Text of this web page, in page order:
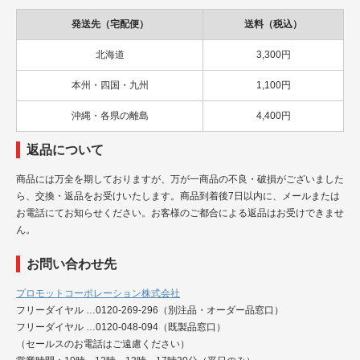
発送先（宅配便） 送料（税込）
北海道 3,300円
本州・四国・九州 1,100円
沖縄・各県の離島 4,400円
返品について
商品には万全を期しておりますが、万が一商品の不良・破損がございました
ら、交換・返品をお受けいたします。商品到着後7日以内に、メールまたは
お電話にてお知らせください。お客様のご都合による返品はお受けできませ
ん。
お問い合わせ先
プロモットコーポレーション株式会社
フリーダイヤル …0120-269-296（別注品・オーダー品窓口）
フリーダイヤル …0120-048-094（既製品窓口）
（セールスのお電話はご遠慮ください）